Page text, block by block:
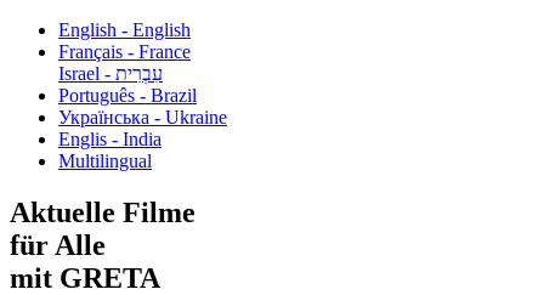
English - English
Français - France
עִבְרִית - Israel
Português - Brazil
Українська - Ukraine
Englis - India
Multilingual
Aktuelle Filme
für Alle
mit GRETA